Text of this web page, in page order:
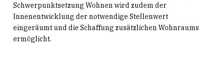
Schwerpunktsetzung Wohnen wird zudem der
Innenentwicklung der notwendige Stellenwert
eingeräumt und die Schaffung zusätzlichen Wohnraums
ermöglicht.